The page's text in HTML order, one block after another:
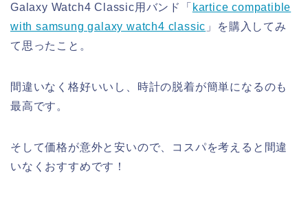
Galaxy Watch4 Classic用バンド「 kartice compatible
with samsung galaxy watch4 classic 」を購入してみ
て思ったこと。
間違いなく格好いいし、時計の脱着が簡単になるのも
最高です。
そして価格が意外と安いので、コスパを考えると間違
いなくおすすめです！